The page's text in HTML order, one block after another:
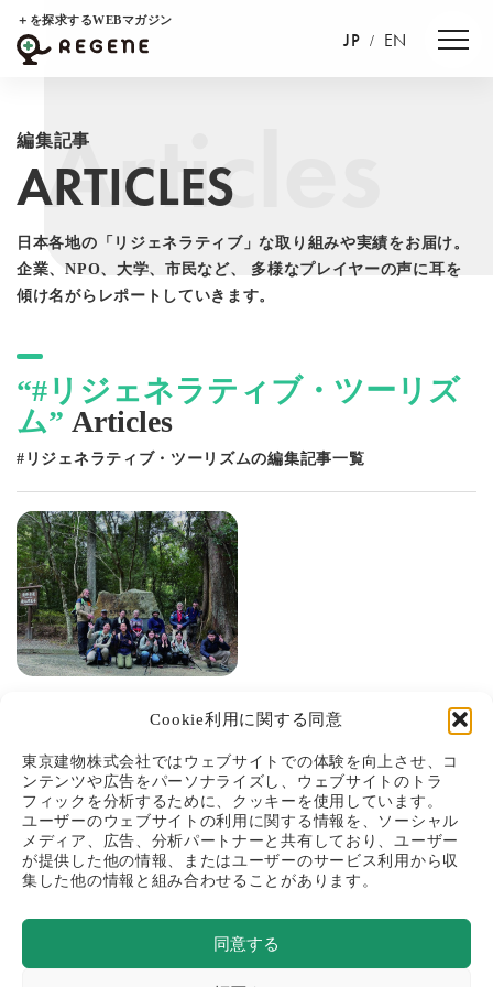
Cookie利用に関する同意
東京建物株式会社ではウェブサイトでの体験を向上させ、コ
ンテンツや広告をパーソナライズし、ウェブサイトのトラ
フィックを分析するために、クッキーを使用しています。
ユーザーのウェブサイトの利用に関する情報を、ソーシャル
メディア、広告、分析パートナーと共有しており、ユーザー
が提供した他の情報、またはユーザーのサービス利用から収
集した他の情報と組み合わせることがあります。
同意する
＋を探求するWEBマガジン
JP / EN
Articles
編集記事
ARTICLES
日本各地の「リジェネラティブ」な取り組みや実績をお届け。
企業、NPO、大学、市民など、
多様なプレイヤーの声に耳を
傾け名がらレポートしていきます。
“#リジェネラティブ・ツーリズ
ム” Articles
#リジェネラティブ・ツーリズムの編集記事一覧
に立ち返り、人と地域に
光をもたらす
#研究応援
#熊野古道
#リジェネラティブ・ツーリズム
#リバネス
#大学研究